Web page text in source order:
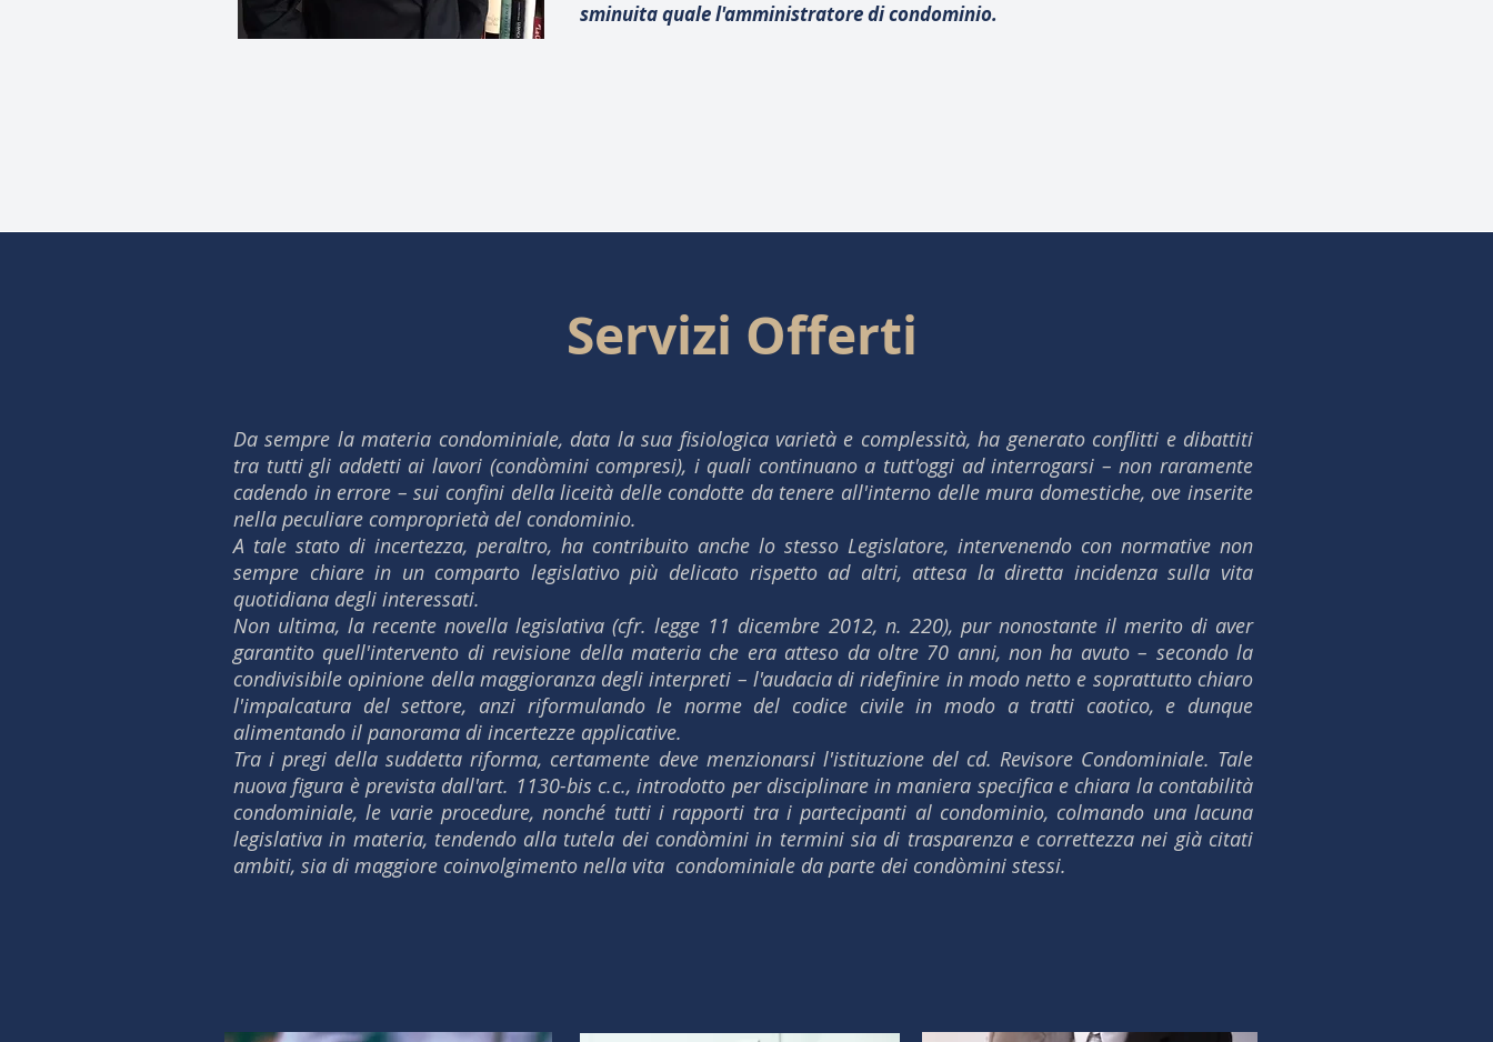
sminuita quale l'amministratore di condominio.
Servizi Offerti
Da sempre la materia condominiale, data la sua fisiologica varietà e complessità, ha generato conflitti e dibattiti
tra tutti gli addetti ai lavori (condòmini compresi), i quali continuano a tutt'oggi ad interrogarsi – non raramente
cadendo in errore – sui confini della liceità delle condotte da tenere all'interno delle mura domestiche, ove inserite
nella peculiare comproprietà del condominio.
A tale stato di incertezza, peraltro, ha contribuito anche lo stesso Legislatore, intervenendo con normative non
sempre chiare in un comparto legislativo più delicato rispetto ad altri, attesa la diretta incidenza sulla vita
quotidiana degli interessati.
Non ultima, la recente novella legislativa (cfr. legge 11 dicembre 2012, n. 220), pur nonostante il merito di aver
garantito quell'intervento di revisione della materia che era atteso da oltre 70 anni, non ha avuto – secondo la
condivisibile opinione della maggioranza degli interpreti – l'audacia di ridefinire in modo netto e soprattutto chiaro
l'impalcatura del settore, anzi riformulando le norme del codice civile in modo a tratti caotico, e dunque
alimentando il panorama di incertezze applicative.
Tra i pregi della suddetta riforma, certamente deve menzionarsi l'istituzione del cd. Revisore Condominiale. Tale
nuova figura è prevista dall'art. 1130-bis c.c., introdotto per disciplinare in maniera specifica e chiara la contabilità
condominiale, le varie procedure, nonché tutti i rapporti tra i partecipanti al condominio, colmando una lacuna
legislativa in materia, tendendo alla tutela dei condòmini in termini sia di trasparenza e correttezza nei già citati
ambiti, sia di maggiore coinvolgimento nella vita condominiale da parte dei condòmini stessi.